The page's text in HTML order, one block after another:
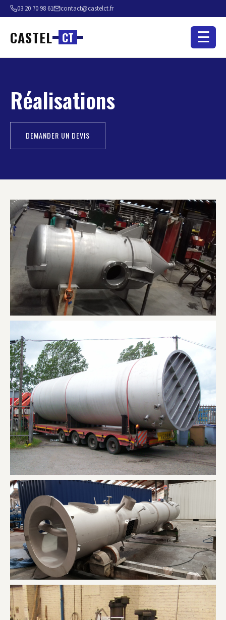
03 20 70 98 61 contact@castelct.fr
CASTEL CT ☰
Réalisations
DEMANDER UN DEVIS